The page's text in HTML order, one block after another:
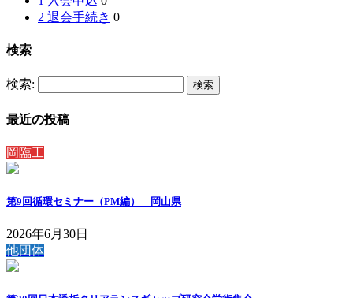
2 退会手続き 0
検索
検索:
最近の投稿
岡臨工
第9回循環セミナー（PM編） 岡山県
2026年6月30日
他団体